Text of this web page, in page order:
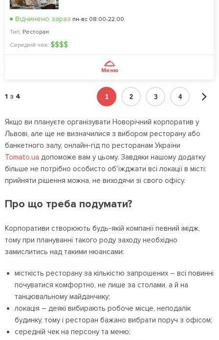
Відчинено зараз пн-вс 08:00-22:00
Тип: Ресторан
Середній чек: $$$$
Меню
1 з 4 1 2 3 4
Якщо ви плануєте організувати Новорічний корпоратив у
Львові, але ще не визначилися з вибором ресторану або
банкетного залу, онлайн-гід по ресторанам України
Tomato.ua допоможе вам у цьому. Завдяки нашому додатку
більше не потрібно особисто об'їжджати всі локації в місті:
прийняти рішення можна, не виходячи зі свого офісу.
Про що треба подумати?
Корпоративи створюють будь-якій компанії певний імідж,
тому при плануванні такого роду заходу необхідно
замислитись над такими нюансами:
місткість ресторану за кількістю запрошених – всі повинні
почуватися комфортно, не лише за столами, а й на
танцювальному майданчику;
локація – деякі вибирають робоче місце, неподалік
будинку, тому і ресторан бажано вибрати поруч з офісом;
середній чек на персону та меню;